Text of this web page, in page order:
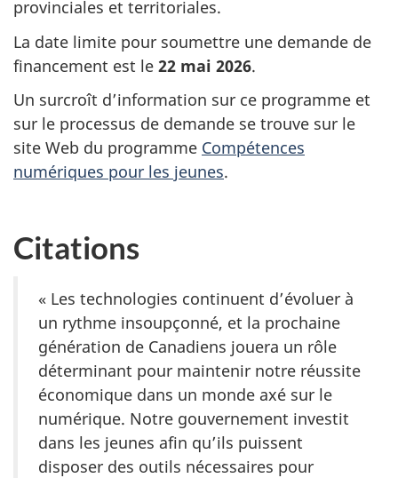
provinciales et territoriales.
La date limite pour soumettre une demande de
financement est le 22 mai 2026.
Un surcroît d’information sur ce programme et
sur le processus de demande se trouve sur le
site Web du programme Compétences
numériques pour les jeunes.
Citations
« Les technologies continuent d’évoluer à
un rythme insoupçonné, et la prochaine
génération de Canadiens jouera un rôle
déterminant pour maintenir notre réussite
économique dans un monde axé sur le
numérique. Notre gouvernement investit
dans les jeunes afin qu’ils puissent
disposer des outils nécessaires pour